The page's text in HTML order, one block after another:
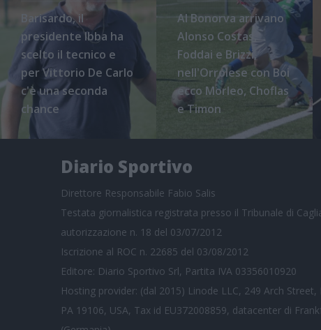
Barisardo, il
presidente Ibba ha
scelto il tecnico e
per Vittorio De Carlo
c'è una seconda
chance
Al Bonorva arrivano
Alonso Costas,
Foddai e Brizzi,
nell'Orrolese con Boi
ecco Morleo, Choflas
e Timon
Diario Sportivo
Direttore Responsabile Fabio Salis
Testata giornalistica registrata presso il Tribunale di
autorizzazione n. 18 del 03/07/2012
Iscrizione al ROC n. 22685 del 03/08/2012
Editore: Diario Sportivo Srl, Partita IVA 03356010920
Hosting provider: (dal 2015) Linode LLC, 249 Arch Street,
PA 19106, USA, Tax id EU372008859, datacenter di